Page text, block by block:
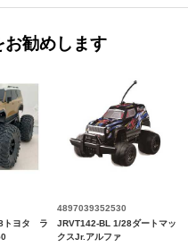
お勧めします
トヨタ ラ
4897039352530
JRVT142-BL 1/28ダートマッ
クスJr.アルファ